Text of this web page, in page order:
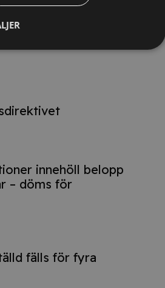
öppnar för
– lär dig vinna
innehöll belopp
– döms för
fälls för fyra